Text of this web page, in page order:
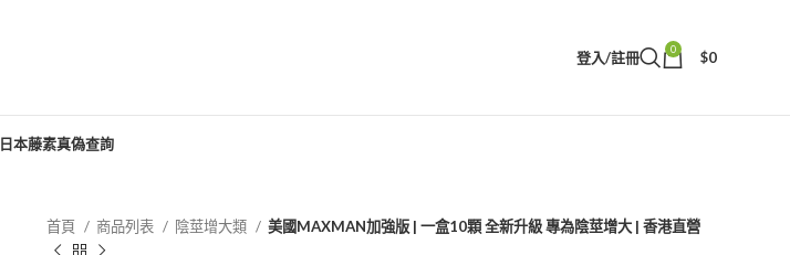
登入/註冊 0 $0
日本藤素真偽查詢
首頁 商品列表 陰莖增大類 美國MAXMAN加強版 | 一盒10顆 全新升級 專為陰莖增大 | 香港直營